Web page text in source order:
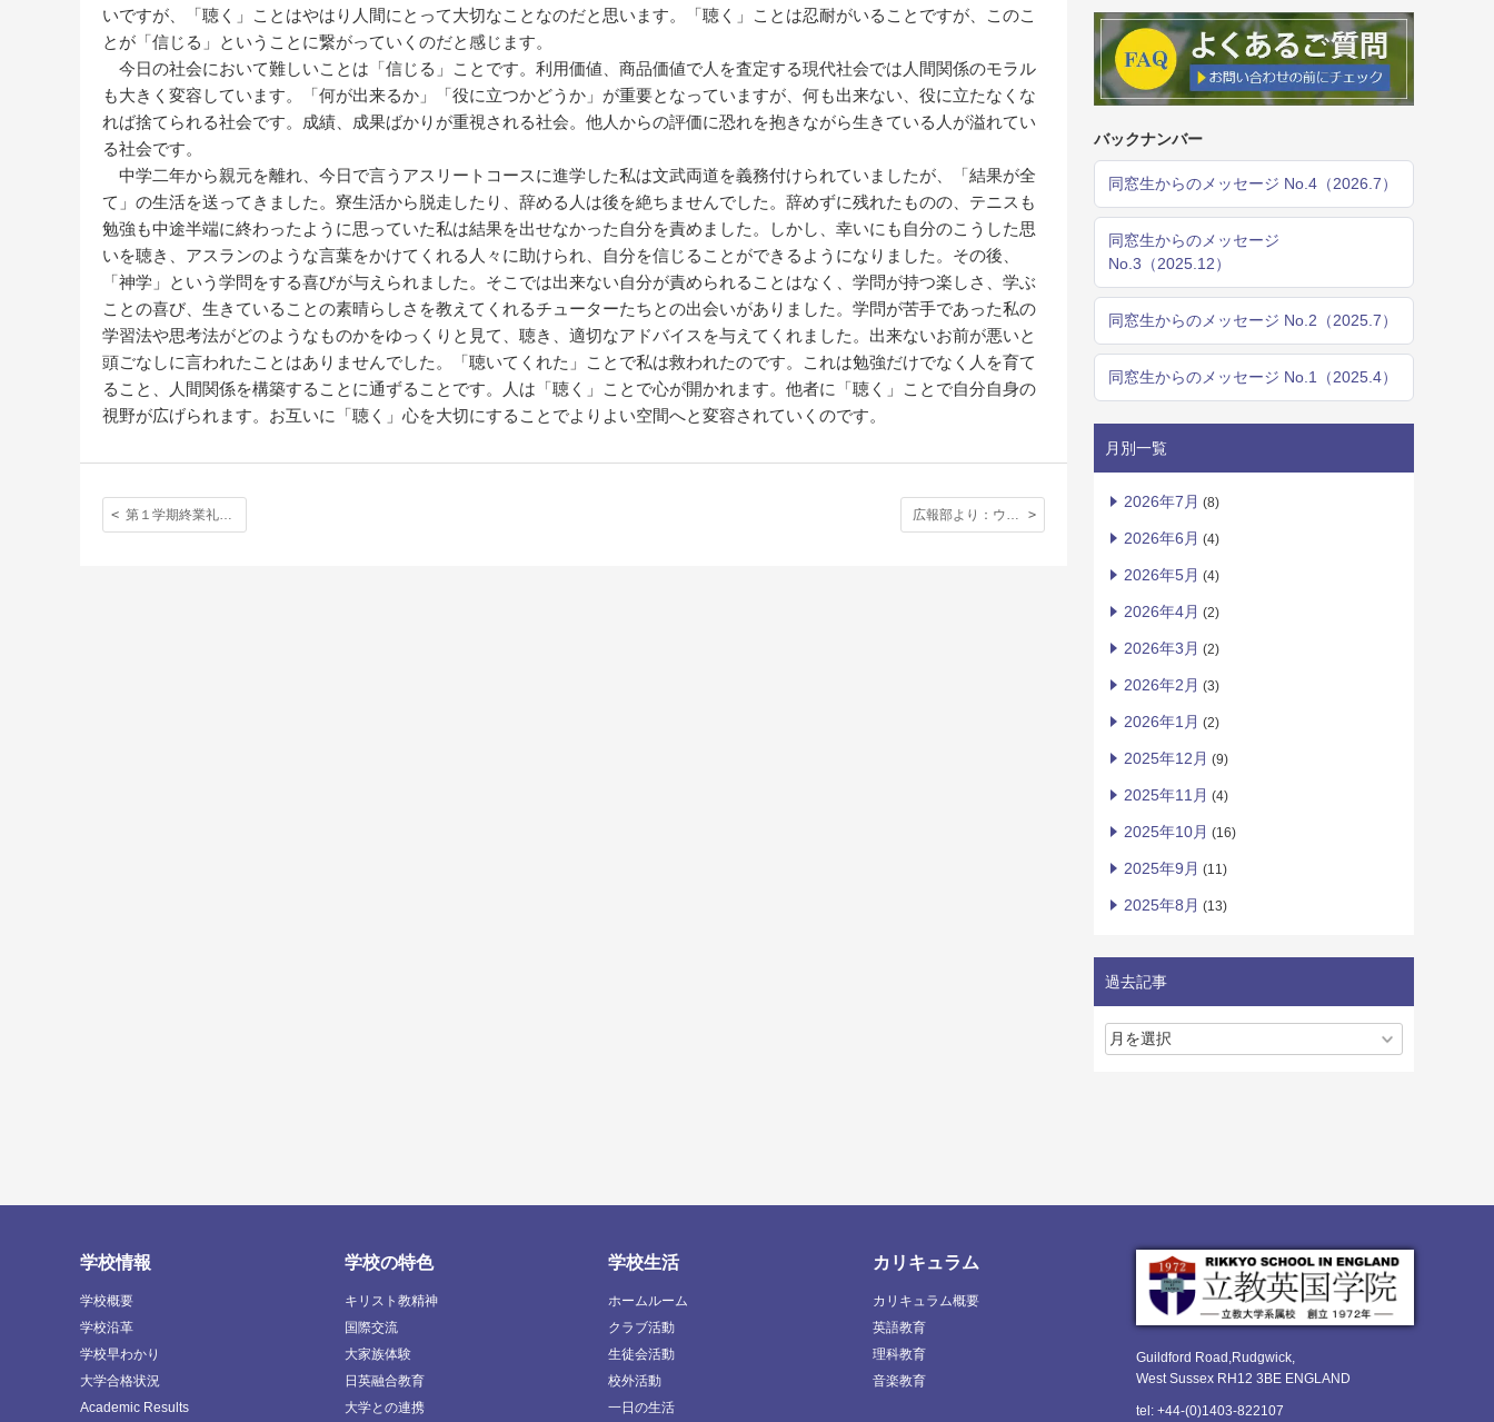
いですが、「聴く」ことはやはり人間にとって大切なことなのだと思います。「聴く」ことは忍耐がいることですが、このこ
とが「信じる」ということに繋がっていくのだと感じます。
今日の社会において難しいことは「信じる」ことです。利用価値、商品価値で人を査定する現代社会では人間関係のモラル
も大きく変容しています。「何が出来るか」「役に立つかどうか」が重要となっていますが、何も出来ない、役に立たなくな
れば捨てられる社会です。成績、成果ばかりが重視される社会。他人からの評価に恐れを抱きながら生きている人が溢れてい
る社会です。
中学二年から親元を離れ、今日で言うアスリートコースに進学した私は文武両道を義務付けられていましたが、「結果が全
て」の生活を送ってきました。寮生活から脱走したり、辞める人は後を絶ちませんでした。辞めずに残れたものの、テニスも
勉強も中途半端に終わったように思っていた私は結果を出せなかった自分を責めました。しかし、幸いにも自分のこうした思
いを聴き、アスランのような言葉をかけてくれる人々に助けられ、自分を信じることができるようになりました。その後、
「神学」という学問をする喜びが与えられました。そこでは出来ない自分が責められることはなく、学問が持つ楽しさ、学ぶ
ことの喜び、生きていることの素晴らしさを教えてくれるチューターたちとの出会いがありました。学問が苦手であった私の
学習法や思考法がどのようなものかをゆっくりと見て、聴き、適切なアドバイスを与えてくれました。出来ないお前が悪いと
頭ごなしに言われたことはありませんでした。「聴いてくれた」ことで私は救われたのです。これは勉強だけでなく人を育て
ること、人間関係を構築することに通ずることです。人は「聴く」ことで心が開かれます。他者に「聴く」ことで自分自身の
視野が広げられます。お互いに「聴く」心を大切にすることでよりよい空間へと変容されていくのです。
第１学期終業礼拝と新寮聖別式 広報部より：ウィンブルドンテニスレポート
バックナンバー
同窓生からのメッセージ No.4（2026.7）
同窓生からのメッセージ
No.3（2025.12）
同窓生からのメッセージ No.2（2025.7）
同窓生からのメッセージ No.1（2025.4）
月別一覧
2026年7月 (8)
2026年6月 (4)
2026年5月 (4)
2026年4月 (2)
2026年3月 (2)
2026年2月 (3)
2026年1月 (2)
2025年12月 (9)
2025年11月 (4)
2025年10月 (16)
2025年9月 (11)
2025年8月 (13)
過去記事
Guildford Road,Rudgwick,
West Sussex RH12 3BE ENGLAND
tel: +44-(0)1403-822107
学校情報
学校概要
学校沿革
学校早わかり
大学合格状況
Academic Results
学校の特色
キリスト教精神
国際交流
大家族体験
日英融合教育
大学との連携
学校生活
ホームルーム
クラブ活動
生徒会活動
校外活動
一日の生活
カリキュラム
カリキュラム概要
英語教育
理科教育
音楽教育